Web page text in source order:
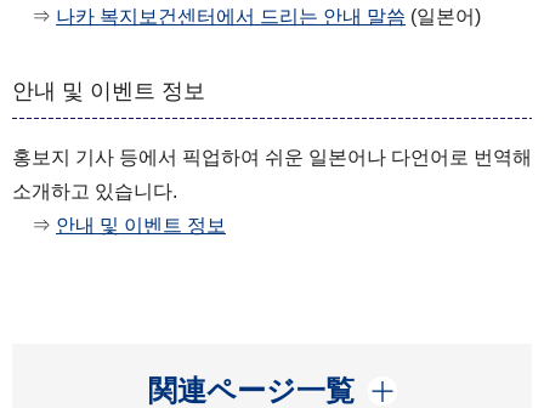
⇒ 나카 복지보건센터에서 드리는 안내 말씀 (일본어)
안내 및 이벤트 정보
홍보지 기사 등에서 픽업하여 쉬운 일본어나 다언어로 번역해
소개하고 있습니다.
⇒ 안내 및 이벤트 정보
関連ページ一覧
開く